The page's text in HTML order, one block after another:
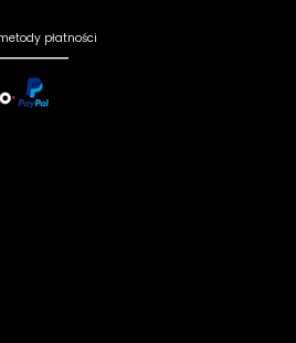
płatności